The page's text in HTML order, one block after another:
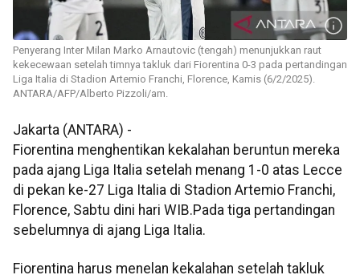
Penyerang Inter Milan Marko Arnautovic (tengah) menunjukkan raut
kekecewaan setelah timnya takluk dari Fiorentina 0-3 pada pertandingan
Liga Italia di Stadion Artemio Franchi, Florence, Kamis (6/2/2025).
ANTARA/AFP/Alberto Pizzoli/am.
Jakarta (ANTARA) -
Fiorentina menghentikan kekalahan beruntun mereka
pada ajang Liga Italia setelah menang 1-0 atas Lecce
di pekan ke-27 Liga Italia di Stadion Artemio Franchi,
Florence, Sabtu dini hari WIB.Pada tiga pertandingan
sebelumnya di ajang Liga Italia.
Fiorentina harus menelan kekalahan setelah takluk